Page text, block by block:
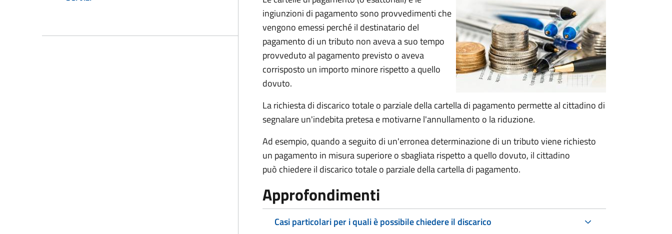
ingiunzioni di pagamento sono provvedimenti che
vengono emessi perché il destinatario del
pagamento di un tributo non aveva a suo tempo
provveduto al pagamento previsto o aveva
corrisposto un importo minore rispetto a quello
dovuto.
La richiesta di discarico totale o parziale della cartella di pagamento permette al cittadino di
segnalare un'indebita pretesa e motivarne l'annullamento o la riduzione.
Ad esempio, quando a seguito di un'erronea determinazione di un tributo viene richiesto
un pagamento in misura superiore o sbagliata rispetto a quello dovuto, il cittadino
può chiedere il discarico totale o parziale della cartella di pagamento.
Approfondimenti
Casi particolari per i quali è possibile chiedere il discarico